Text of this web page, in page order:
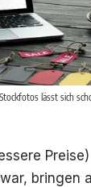
lässt sich
bringen